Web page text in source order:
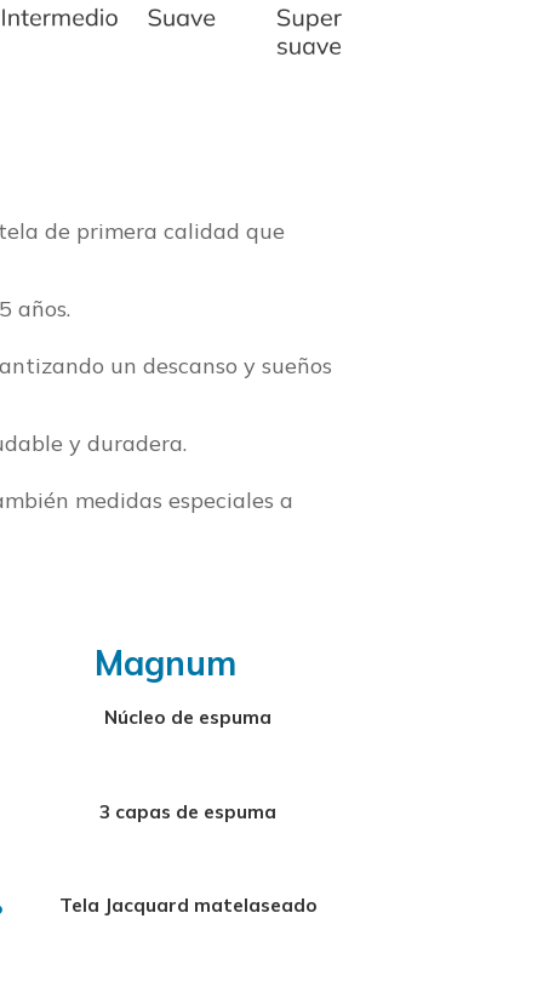
de primera calidad que
años.
un descanso y sueños
y duradera.
medidas especiales a
Magnum
Núcleo de espuma
3 capas de espuma
Tela Jacquard matelaseado